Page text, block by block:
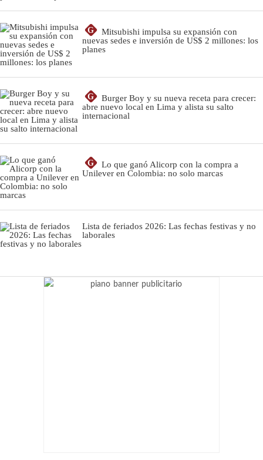
G
Mitsubishi impulsa su expansión con
nuevas sedes e inversión de US$ 2 millones: los
planes
G
Burger Boy y su nueva receta para crecer:
abre nuevo local en Lima y alista su salto
internacional
G
Lo que ganó Alicorp con la compra a
Unilever en Colombia: no solo marcas
Lista de feriados 2026: Las fechas festivas y no
laborales